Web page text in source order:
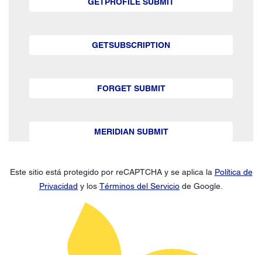
GETSUBSCRIPTION
FORGET SUBMIT
MERIDIAN SUBMIT
Este sitio está protegido por reCAPTCHA y se aplica la Política de
Privacidad y los Términos del Servicio de Google.